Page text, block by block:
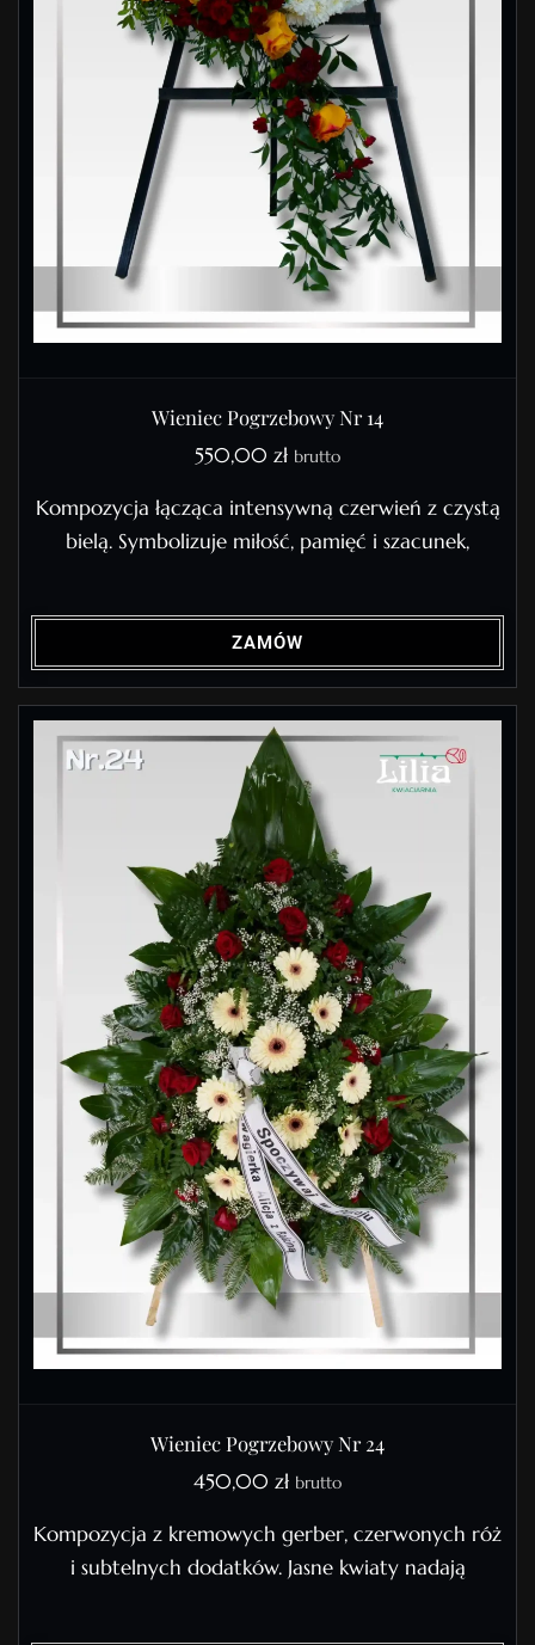
Wieniec Pogrzebowy Nr 14
550,00 zł brutto
Kompozycja łącząca intensywną czerwień z czystą
bielą. Symbolizuje miłość, pamięć i szacunek,
ZAMÓW
Wieniec Pogrzebowy Nr 24
450,00 zł brutto
Kompozycja z kremowych gerber, czerwonych róż
i subtelnych dodatków. Jasne kwiaty nadają